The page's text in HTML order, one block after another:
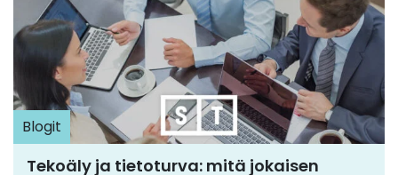
Blogit
Tekoäly ja tietoturva: mitä jokaisen